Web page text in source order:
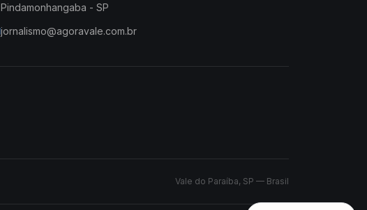
Pindamonhangaba - SP
jornalismo@agoravale.com.br
Vale do Paraíba, SP — Brasil